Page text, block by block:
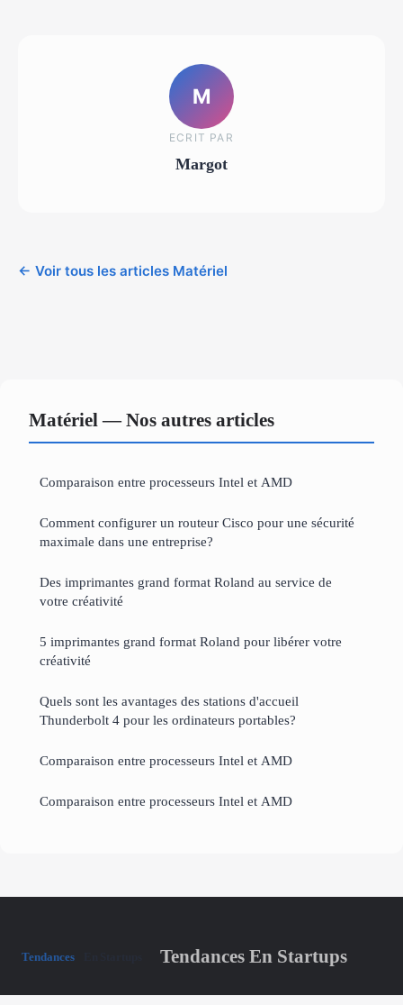
M
ECRIT PAR
Margot
← Voir tous les articles Matériel
Matériel — Nos autres articles
Comparaison entre processeurs Intel et AMD
Comment configurer un routeur Cisco pour une sécurité
maximale dans une entreprise?
Des imprimantes grand format Roland au service de
votre créativité
5 imprimantes grand format Roland pour libérer votre
créativité
Quels sont les avantages des stations d'accueil
Thunderbolt 4 pour les ordinateurs portables?
Comparaison entre processeurs Intel et AMD
Comparaison entre processeurs Intel et AMD
Tendances En Startups